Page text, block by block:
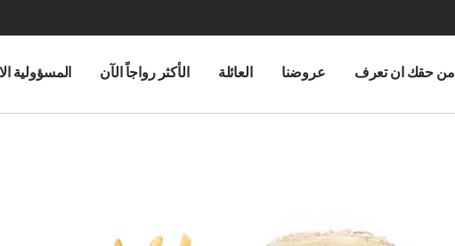
من حقك ان تعرف عروضنا العائلة الأكثر رواجاً الآن المسؤولية